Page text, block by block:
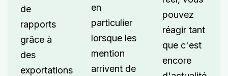
de
rapports
grâce à
des
exportations
en
particulier
lorsque les
mention
arrivent de
pouvez
réagir tant
que c'est
encore